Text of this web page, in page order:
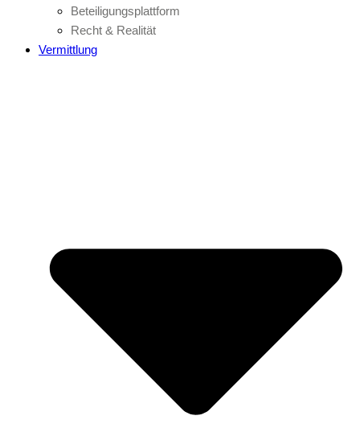
Beteiligungsplattform
Recht & Realität
Vermittlung